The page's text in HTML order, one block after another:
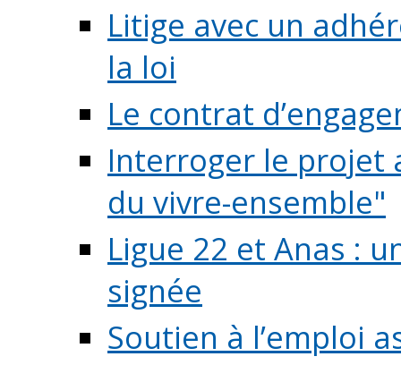
Litige avec un
la loi
Le contrat
Interroger le projet
du vivre-ensemble"
Ligue 22 et Anas :
signée
Soutien à l’emploi